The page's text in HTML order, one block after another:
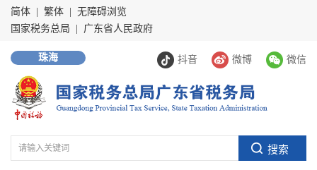
简体 繁体
无障碍浏览
国家税务总局
广东省人民政府
抖音 微博 微信
珠海